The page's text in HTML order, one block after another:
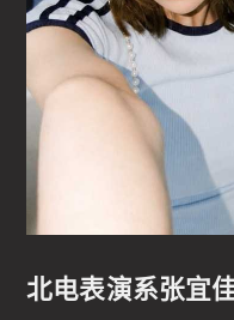
北电表演系张宜